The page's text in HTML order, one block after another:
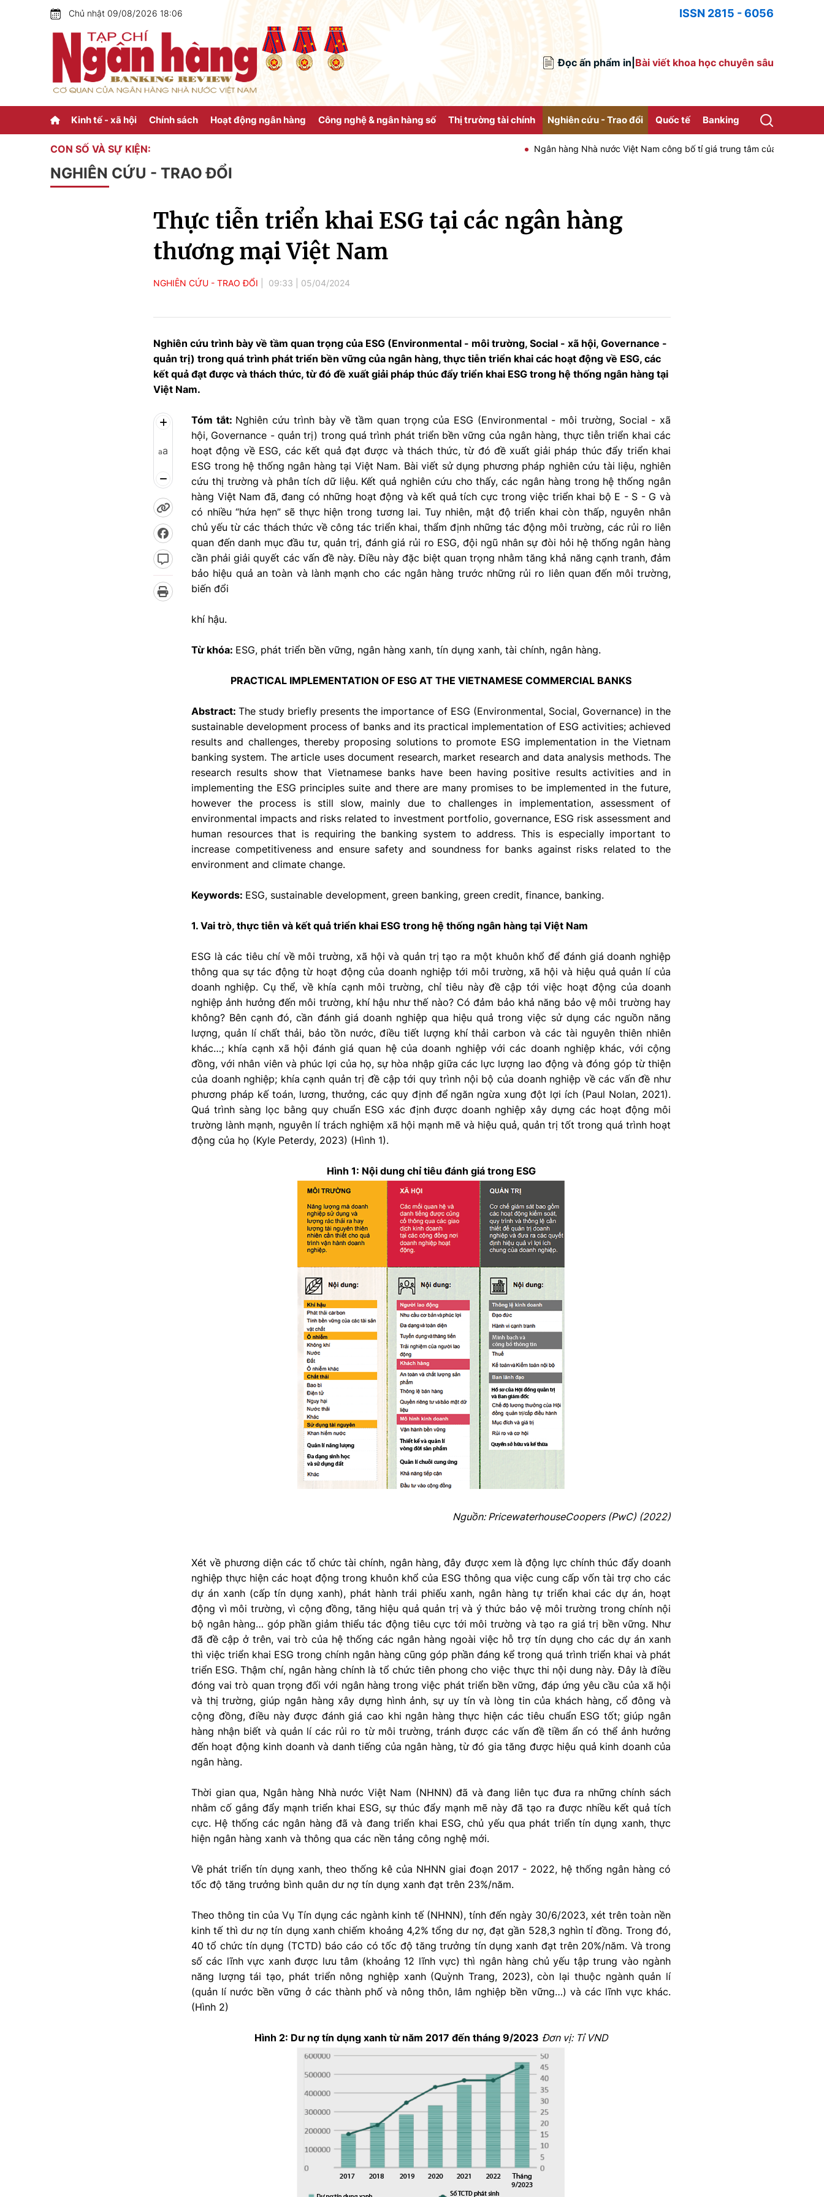
Chủ nhật 09/08/2026 18:06 ISSN 2815 - 6056
Đọc ấn phẩm in Bài viết khoa học chuyên sâu
Kinh tế - xã hội Chính sách Hoạt động ngân hàng Công nghệ & ngân hàng số Thị trường tài chính Nghiên cứu - Trao đổi Quốc tế Banking
CON SỐ VÀ SỰ KIỆN: Ngân hàng Nhà nước Việt Nam công bố tỉ giá trung tâm của Đồng Việt Nam với
NGHIÊN CỨU - TRAO ĐỔI
Thực tiễn triển khai ESG tại các ngân hàng
thương mại Việt Nam
NGHIÊN CỨU - TRAO ĐỔI 09:33 05/04/2024
Nghiên cứu trình bày về tầm quan trọng của ESG (Environmental - môi trường, Social - xã hội, Governance -
quản trị) trong quá trình phát triển bền vững của ngân hàng, thực tiễn triển khai các hoạt động về ESG, các
kết quả đạt được và thách thức, từ đó đề xuất giải pháp thúc đẩy triển khai ESG trong hệ thống ngân hàng tại
Việt Nam.
aa
Tóm tắt: Nghiên cứu trình bày về tầm quan trọng của ESG (Environmental - môi trường, Social - xã
hội, Governance - quản trị) trong quá trình phát triển bền vững của ngân hàng, thực tiễn triển khai các
hoạt động về ESG, các kết quả đạt được và thách thức, từ đó đề xuất giải pháp thúc đẩy triển khai
ESG trong hệ thống ngân hàng tại Việt Nam. Bài viết sử dụng phương pháp nghiên cứu tài liệu, nghiên
cứu thị trường và phân tích dữ liệu. Kết quả nghiên cứu cho thấy, các ngân hàng trong hệ thống ngân
hàng Việt Nam đã, đang có những hoạt động và kết quả tích cực trong việc triển khai bộ E - S - G và
có nhiều “hứa hẹn” sẽ thực hiện trong tương lai. Tuy nhiên, mật độ triển khai còn thấp, nguyên nhân
chủ yếu từ các thách thức về công tác triển khai, thẩm định những tác động môi trường, các rủi ro liên
quan đến danh mục đầu tư, quản trị, đánh giá rủi ro ESG, đội ngũ nhân sự đòi hỏi hệ thống ngân hàng
cần phải giải quyết các vấn đề này. Điều này đặc biệt quan trọng nhằm tăng khả năng cạnh tranh, đảm
bảo hiệu quả an toàn và lành mạnh cho các ngân hàng trước những rủi ro liên quan đến môi trường,
biến đổi
khí hậu.
Từ khóa: ESG, phát triển bền vững, ngân hàng xanh, tín dụng xanh, tài chính, ngân hàng.
PRACTICAL IMPLEMENTATION OF ESG AT THE VIETNAMESE COMMERCIAL BANKS
Abstract:The study briefly presents the importance of ESG (Environmental, Social, Governance) in the
sustainable development process of banks and its practical implementation of ESG activities; achieved
results and challenges, thereby proposing solutions to promote ESG implementation in the Vietnam
banking system. The article uses document research, market research and data analysis methods. The
research results show that Vietnamese banks have been having positive results activities and in
implementing the ESG principles suite and there are many promises to be implemented in the future,
however the process is still slow, mainly due to challenges in implementation, assessment of
environmental impacts and risks related to investment portfolio, governance, ESG risk assessment and
human resources that is requiring the banking system to address. This is especially important to
increase competitiveness and ensure safety and soundness for banks against risks related to the
environment and climate change.
Keywords: ESG, sustainable development, green banking, green credit, finance, banking.
1. Vai trò, thực tiễn và kết quả triển khai ESG trong hệ thống ngân hàng tại Việt Nam
ESG là các tiêu chí về môi trường, xã hội và quản trị tạo ra một khuôn khổ để đánh giá doanh nghiệp
thông qua sự tác động từ hoạt động của doanh nghiệp tới môi trường, xã hội và hiệu quả quản lí của
doanh nghiệp. Cụ thể, về khía cạnh môi trường, chỉ tiêu này đề cập tới việc hoạt động của doanh
nghiệp ảnh hưởng đến môi trường, khí hậu như thế nào? Có đảm bảo khả năng bảo vệ môi trường hay
không? Bên cạnh đó, cần đánh giá doanh nghiệp qua hiệu quả trong việc sử dụng các nguồn năng
lượng, quản lí chất thải, bảo tồn nước, điều tiết lượng khí thải carbon và các tài nguyên thiên nhiên
khác…; khía cạnh xã hội đánh giá quan hệ của doanh nghiệp với các doanh nghiệp khác, với cộng
đồng, với nhân viên và phúc lợi của họ, sự hòa nhập giữa các lực lượng lao động và đóng góp từ thiện
của doanh nghiệp; khía cạnh quản trị đề cập tới quy trình nội bộ của doanh nghiệp về các vấn đề như
phương pháp kế toán, lương, thưởng, các quy định để ngăn ngừa xung đột lợi ích (Paul Nolan, 2021).
Quá trình sàng lọc bằng quy chuẩn ESG xác định được doanh nghiệp xây dựng các hoạt động môi
trường lành mạnh, nguyên lí trách nghiệm xã hội mạnh mẽ và hiệu quả, quản trị tốt trong quá trình hoạt
động của họ (Kyle Peterdy, 2023) (Hình 1).
Hình 1: Nội dung chỉ tiêu đánh giá trong ESG
Nguồn: PricewaterhouseCoopers (PwC) (2022)
Xét về phương diện các tổ chức tài chính, ngân hàng, đây được xem là động lực chính thúc đẩy doanh
nghiệp thực hiện các hoạt động trong khuôn khổ của ESG thông qua việc cung cấp vốn tài trợ cho các
dự án xanh (cấp tín dụng xanh), phát hành trái phiếu xanh, ngân hàng tự triển khai các dự án, hoạt
động vì môi trường, vì cộng đồng, tăng hiệu quả quản trị và ý thức bảo vệ môi trường trong chính nội
bộ ngân hàng… góp phần giảm thiểu tác động tiêu cực tới môi trường và tạo ra giá trị bền vững. Như
đã đề cập ở trên, vai trò của hệ thống các ngân hàng ngoài việc hỗ trợ tín dụng cho các dự án xanh
thì việc triển khai ESG trong chính ngân hàng cũng góp phần đáng kể trong quá trình triển khai và phát
triển ESG. Thậm chí, ngân hàng chính là tổ chức tiên phong cho việc thực thi nội dung này. Đây là điều
đóng vai trò quan trọng đối với ngân hàng trong việc phát triển bền vững, đáp ứng yêu cầu của xã hội
và thị trường, giúp ngân hàng xây dựng hình ảnh, sự uy tín và lòng tin của khách hàng, cổ đông và
cộng đồng, điều này được đánh giá cao khi ngân hàng thực hiện các tiêu chuẩn ESG tốt; giúp ngân
hàng nhận biết và quản lí các rủi ro từ môi trường, tránh được các vấn đề tiềm ẩn có thể ảnh hưởng
đến hoạt động kinh doanh và danh tiếng của ngân hàng, từ đó gia tăng được hiệu quả kinh doanh của
ngân hàng.
Thời gian qua, Ngân hàng Nhà nước Việt Nam (NHNN) đã và đang liên tục đưa ra những chính sách
nhằm cố gắng đẩy mạnh triển khai ESG, sự thúc đẩy mạnh mẽ này đã tạo ra được nhiều kết quả tích
cực. Hệ thống các ngân hàng đã và đang triển khai ESG, chủ yếu qua phát triển tín dụng xanh, thực
hiện ngân hàng xanh và thông qua các nền tảng công nghệ mới.
Về phát triển tín dụng xanh, theo thống kê của NHNN giai đoạn 2017 - 2022, hệ thống ngân hàng có
tốc độ tăng trưởng bình quân dư nợ tín dụng xanh đạt trên 23%/năm.
Theo thông tin của Vụ Tín dụng các ngành kinh tế (NHNN), tính đến ngày 30/6/2023, xét trên toàn nền
kinh tế thì dư nợ tín dụng xanh chiếm khoảng 4,2% tổng dư nợ, đạt gần 528,3 nghìn tỉ đồng. Trong đó,
40 tổ chức tín dụng (TCTD) báo cáo có tốc độ tăng trưởng tín dụng xanh đạt trên 20%/năm. Và trong
số các lĩnh vực xanh được lưu tâm (khoảng 12 lĩnh vực) thì ngân hàng chủ yếu tập trung vào ngành
năng lượng tái tạo, phát triển nông nghiệp xanh (Quỳnh Trang, 2023), còn lại thuộc ngành quản lí
(quản lí nước bền vững ở các thành phố và nông thôn, lâm nghiệp bền vững…) và các lĩnh vực khác.
(Hình 2)
Hình 2: Dư nợ tín dụng xanh từ năm 2017 đến tháng 9/2023 Đơn vị: Tỉ VND